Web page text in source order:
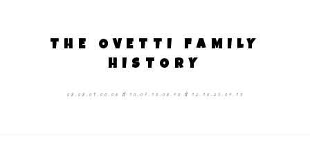
THE OVETTI FAMILY
HISTORY
08.08.09.00.06 # 10.07.13.08.40 # 12.10.25.04.13